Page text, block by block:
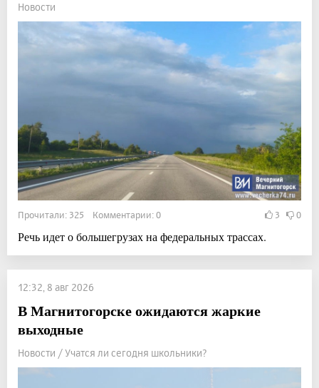
Новости
Прочитали: 325 Комментарии: 0 3 0
Речь идет о большегрузах на федеральных трассах.
12:32, 8 авг 2026
В Магнитогорске ожидаются жаркие
выходные
Новости / Учатся ли сегодня школьники?